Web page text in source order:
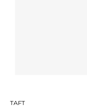
TAFT